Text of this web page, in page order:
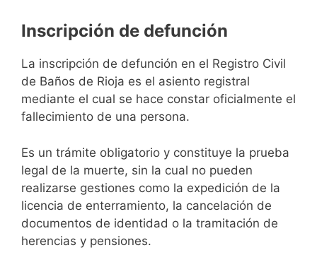
Inscripción de defunción
La inscripción de defunción en el Registro Civil
de Baños de Rioja es el asiento registral
mediante el cual se hace constar oficialmente el
fallecimiento de una persona.
Es un trámite obligatorio y constituye la prueba
legal de la muerte, sin la cual no pueden
realizarse gestiones como la expedición de la
licencia de enterramiento, la cancelación de
documentos de identidad o la tramitación de
herencias y pensiones.